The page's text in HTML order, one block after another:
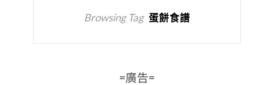
Browsing Tag 蛋餅食譜
=廣告=